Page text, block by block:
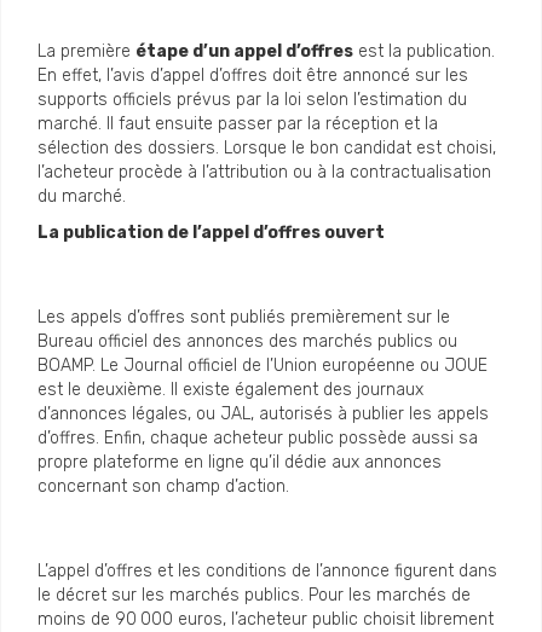
La première étape d’un appel d’offres est la publication.
En effet, l’avis d’appel d’offres doit être annoncé sur les
supports officiels prévus par la loi selon l’estimation du
marché. Il faut ensuite passer par la réception et la
sélection des dossiers. Lorsque le bon candidat est choisi,
l’acheteur procède à l’attribution ou à la contractualisation
du marché.
La publication de l’appel d’offres ouvert
Les appels d’offres sont publiés premièrement sur le
Bureau officiel des annonces des marchés publics ou
BOAMP. Le Journal officiel de l’Union européenne ou JOUE
est le deuxième. Il existe également des journaux
d’annonces légales, ou JAL, autorisés à publier les appels
d’offres. Enfin, chaque acheteur public possède aussi sa
propre plateforme en ligne qu’il dédie aux annonces
concernant son champ d’action.
L’appel d’offres et les conditions de l’annonce figurent dans
le décret sur les marchés publics. Pour les marchés de
moins de 90 000 euros, l’acheteur public choisit librement